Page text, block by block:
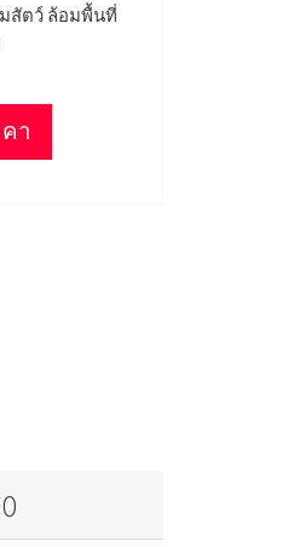
สัตว์ ล้อมพื้นที่
า